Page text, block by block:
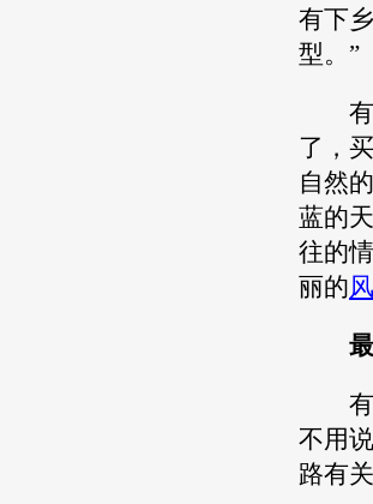
有下
型。”
有
了，
自然
蓝的
往的
丽的
有
不用
路有